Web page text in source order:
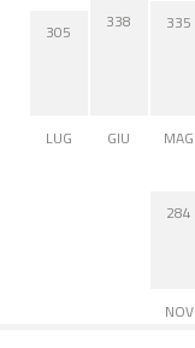
305
LUG
338
GIU
335
MAG
284
NOV